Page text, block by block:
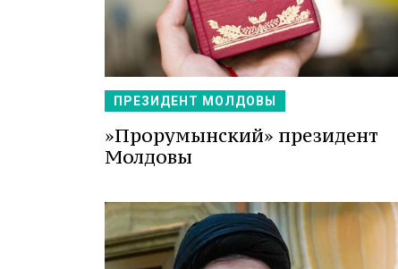
ПРЕЗИДЕНТ МОЛДОВЫ
»Прорумынский» президент
Молдовы